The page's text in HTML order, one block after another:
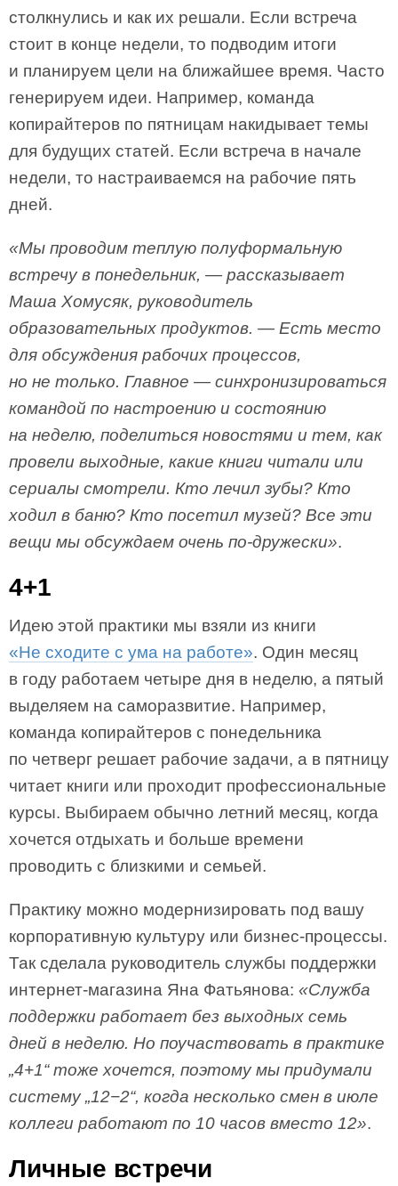
столкнулись и как их решали. Если встреча
стоит в конце недели, то подводим итоги
и планируем цели на ближайшее время. Часто
генерируем идеи. Например, команда
копирайтеров по пятницам накидывает темы
для будущих статей. Если встреча в начале
недели, то настраиваемся на рабочие пять
дней.
«Мы проводим теплую полуформальную
встречу в понедельник, — рассказывает
Маша Хомусяк, руководитель
образовательных продуктов. — Есть место
для обсуждения рабочих процессов,
но не только. Главное — синхронизироваться
командой по настроению и состоянию
на неделю, поделиться новостями и тем, как
провели выходные, какие книги читали или
сериалы смотрели. Кто лечил зубы? Кто
ходил в баню? Кто посетил музей? Все эти
вещи мы обсуждаем очень по-дружески».
4+1
Идею этой практики мы взяли из книги
«Не сходите с ума на работе». Один месяц
в году работаем четыре дня в неделю, а пятый
выделяем на саморазвитие. Например,
команда копирайтеров с понедельника
по четверг решает рабочие задачи, а в пятницу
читает книги или проходит профессиональные
курсы. Выбираем обычно летний месяц, когда
хочется отдыхать и больше времени
проводить с близкими и семьей.
Практику можно модернизировать под вашу
корпоративную культуру или бизнес-процессы.
Так сделала руководитель службы поддержки
интернет-магазина Яна Фатьянова: «Служба
поддержки работает без выходных семь
дней в неделю. Но поучаствовать в практике
„4+1“ тоже хочется, поэтому мы придумали
систему „12−2“, когда несколько смен в июле
коллеги работают по 10 часов вместо 12».
Личные встречи